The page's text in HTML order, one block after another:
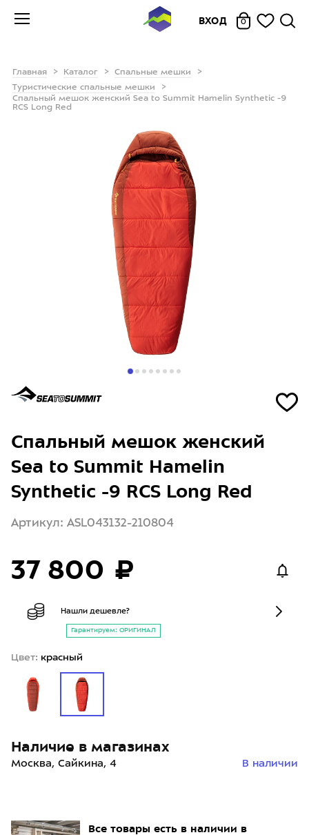
ВХОД 0
Главная Каталог
Спальные мешки
Туристические спальные мешки
Спальный мешок женский Sea to Summit Hamelin Synthetic -9
RCS Long Red
Все товары есть в наличии в
Спальный мешок женский
Sea to Summit Hamelin
Synthetic -9 RCS Long Red
Артикул: ASL043132-210804
37 800 ₽
Нашли дешевле?
Гарантируем: ОРИГИНАЛ
Цвет: красный
Наличие в магазинах
Москва, Сайкина, 4 В наличии